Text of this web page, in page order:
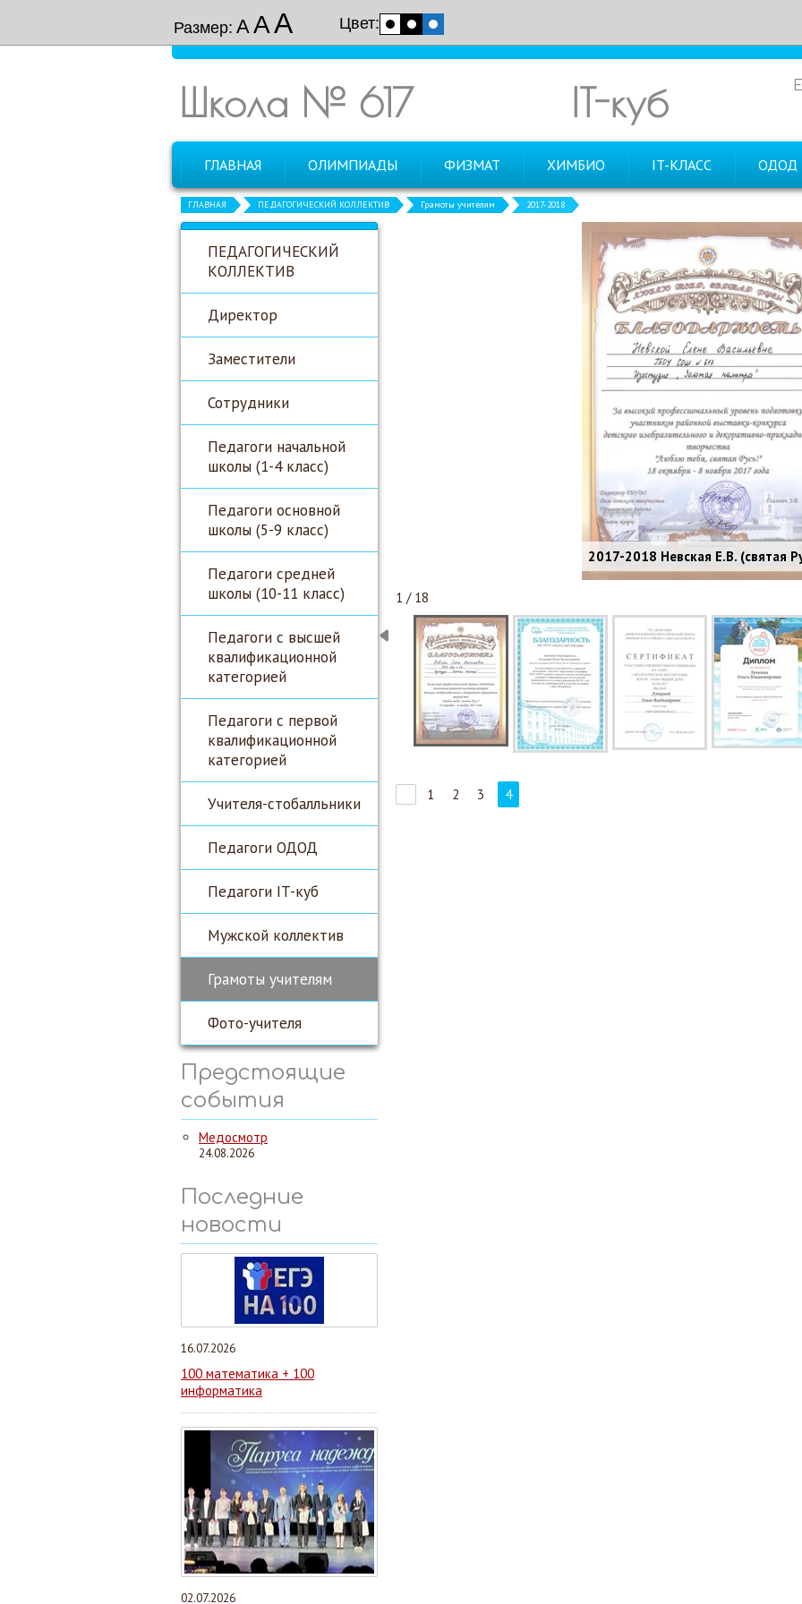
Размер: ААА Цвет:
Школа № 617 IT-куб
ГЛАВНАЯ ОЛИМПИАДЫ ФИЗМАТ ХИМБИО IT-КЛАСС ОДОД
ГЛАВНАЯ ПЕДАГОГИЧЕСКИЙ КОЛЛЕКТИВ Грамоты учителям 2017-2018
ПЕДАГОГИЧЕСКИЙ
КОЛЛЕКТИВ
Директор
Заместители
Сотрудники
Педагоги начальной
школы (1-4 класс)
Педагоги основной
школы (5-9 класс)
Педагоги средней
школы (10-11 класс)
Педагоги с высшей
квалификационной
категорией
Педагоги с первой
квалификационной
категорией
Учителя-стобалльники
Педагоги ОДОД
Педагоги IT-куб
Мужской коллектив
Грамоты учителям
Фото-учителя
Предстоящие
события
Медосмотр
24.08.2026
Последние
новости
16.07.2026
100 математика + 100
информатика
02.07.2026
2017-2018 Невская Е.В. (святая
1 / 18
1 2 3 4